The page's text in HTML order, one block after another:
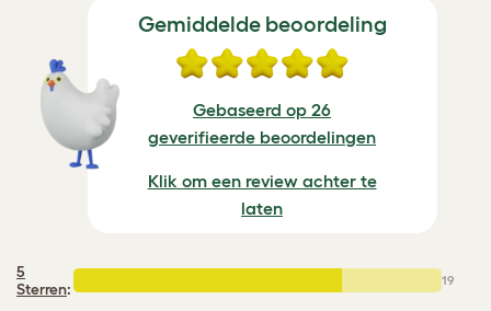
Gemiddelde beoordeling
Gebaseerd op 26
geverifieerde beoordelingen
Klik om een review achter te
laten
5
Sterren: 19